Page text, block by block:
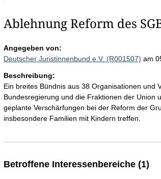
Ablehnung Reform des
Angegeben von:
Deutscher Juristinnenbund e.V. (R001507) am
Beschreibung:
Ein breites Bündnis aus 38 Organisationen und
Bundesregierung und die Fraktionen der Union
geplante Verschärfungen bei der Reform der
insbesondere Familien mit Kindern treffen.
Betroffene Interessenbereiche (1)